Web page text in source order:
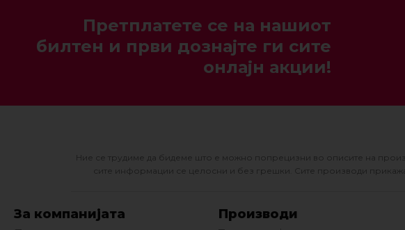
Претплатете се на нашиот
билтен и први дознајте ги сите
онлајн акции!
Ние се трудиме да бидеме што е можно попрецизни во описите на
сите информации се целосни и без грешки. Сите производи
За компанијата Производи